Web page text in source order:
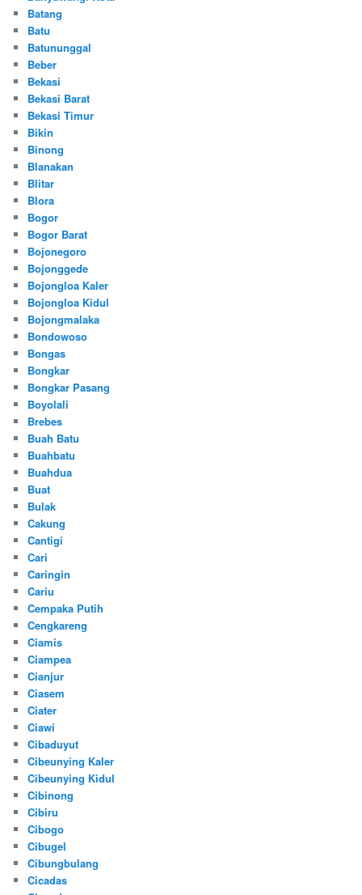
Batang
Batu
Batununggal
Beber
Bekasi
Bekasi Barat
Bekasi Timur
Bikin
Binong
Blanakan
Blitar
Blora
Bogor
Bogor Barat
Bojonegoro
Bojonggede
Bojongloa Kaler
Bojongloa Kidul
Bojongmalaka
Bondowoso
Bongas
Bongkar
Bongkar Pasang
Boyolali
Brebes
Buah Batu
Buahbatu
Buahdua
Buat
Bulak
Cakung
Cantigi
Cari
Caringin
Cariu
Cempaka Putih
Cengkareng
Ciamis
Ciampea
Cianjur
Ciasem
Ciater
Ciawi
Cibaduyut
Cibeunying Kaler
Cibeunying Kidul
Cibinong
Cibiru
Cibogo
Cibugel
Cibungbulang
Cicadas